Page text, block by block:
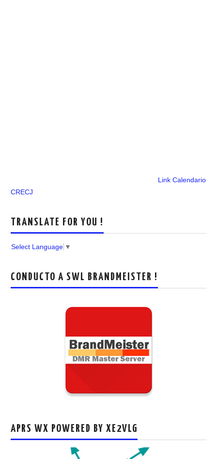
Link Calendario
CRECJ
TRANSLATE FOR YOU !
Select Language ▼
CONDUCTO A SWL BRANDMEISTER !
APRS WX POWERED BY XE2VLG